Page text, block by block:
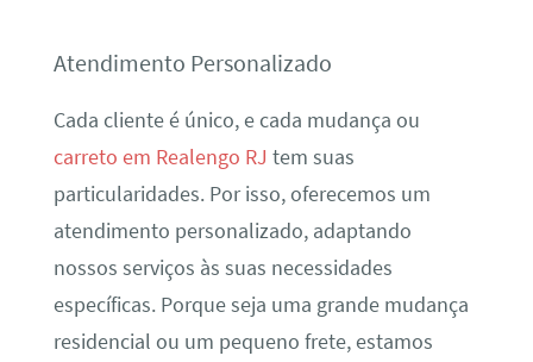
Atendimento Personalizado
Cada cliente é único, e cada mudança ou
carreto em Realengo RJ tem suas
particularidades. Por isso, oferecemos um
atendimento personalizado, adaptando
nossos serviços às suas necessidades
específicas. Porque seja uma grande mudança
residencial ou um pequeno frete, estamos